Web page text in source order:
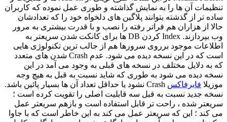
تنظیمات آن ها را به نمایش گذاشته و طوری عمل نموده که کاربران
ساده تر از گذشته بتوانند پلاگین های دلخواه خود را که تعدادشان
حالا از هزاران هم فراتر رفته را نصب و با قدرت بیشتری به مرور
وب بپردازند. Index کردن DB ها برای کانکت شدن سریعتر به
اطلاعات موجود برروی سرورها هم از جالب ترین تکنولوژی هایی
است که در این نسخه دیده می شود. عدم Crash شدن های متعدد
که به دلایل مختلف در نسخه های قبلی به وجود می آمد در این
نسخه دیده می شود به طوری که شاید نسبت به قبل به هیچ وجه
موزیلا فایرفاکس
Crash نشود یا حداقل تعداد آن ها بسیار پائین باشد.
نسخه جدید نسبت به قبل سه قابلیت اصلی را تقویت کرده است ؛
سریعتر شده ، راحت تر قابل استفاده است و بازهم سریعتر عمل
می کند ؛ این که سریعتر عمل می کند به این خاطر است که با جاوا